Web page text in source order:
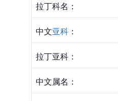
拉丁科名：
中文亚科 ：
拉丁亚科：
中文属名：